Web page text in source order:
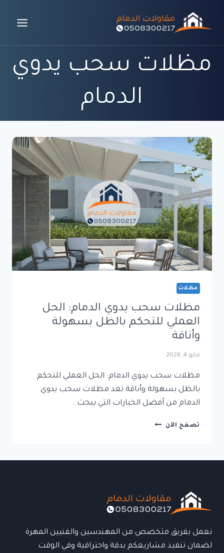
مظلات سحب يدوي
الدمام
مظلات
مظلات سحب يدوي الدمام: الحل
العملي للتحكم بالظل بسهولة
وأناقة
مايو 4, 2026
مظلات سحب يدوي الدمام: الحل العملي للتحكم
بالظل بسهولة وأناقة تعد مظلات سحب يدوي
الدمام من أفضل الخيارات التي يبحث…
تصفح الآن مظلات
بالظل
بسهولة
نعمل بفريق متخصص من المهندسين والفنيين المهرة
لضمان تنفيذ مشاريعكم بدقة واحترافية وفي الوقت